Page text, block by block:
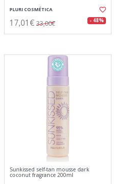
PLURI COSMÉTICA
17,01€ 33,00€ - 48%
Sunkissed self-tan mousse dark
coconut fragrance 200ml